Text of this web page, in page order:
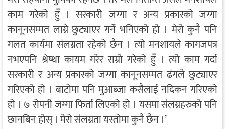
काम गरेको हुँ । सरकारी जग्गा र अन्य प्रकारको जग्गा
कानूनसम्मत लाग्ने छुट्याएर गर्ने भनिएको हो । मेरो कुनै पनि
गलत कार्यमा संलग्नता रहेको छैन । त्यो मनशायले कागजपत्र
नभएपनि श्रेष्था कायम गरेर राम्रो गरेको हुँ । त्यो काम गर्दा
सरकारी र अन्य प्रकारको जग्गा कानूनसम्मत ढंगले छुट्याएर
गरिएको हो । बाटोमा पनि मुआब्जा कसैलाई नदिकन गरिएको
हो । ७ रोपनी जग्गा फिर्ता लिएको हो । यसमा संलग्नहरुको पनि
छानबिन होस् । मेरो संलग्नता यस्तोमा कुनै छैन ।’